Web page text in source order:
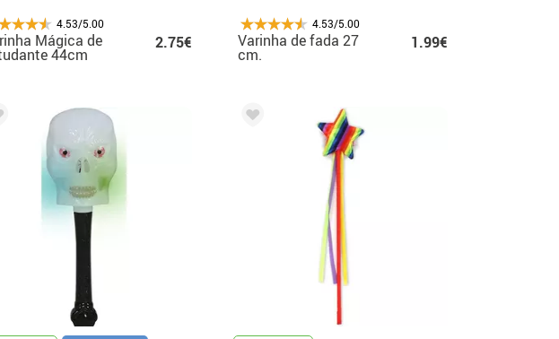
4.53/5.00
Mágica de
44cm
2.75€
4.53/5.00
Varinha de fada 27
cm.
1.99€